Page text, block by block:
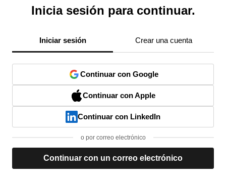
Inicia sesión para continuar.
Iniciar sesión Crear una cuenta
Continuar con Google
Continuar con Apple
Continuar con LinkedIn
o por correo electrónico
Continuar con un correo electrónico